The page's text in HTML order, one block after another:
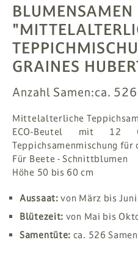
BLUMENSAMEN
GRAINES
Anzahl Samen:ca. 526
Mittelalterliche
ECO-Beutel mit 12
Teppichsamenmischung für
Für Beete - Schnittblumen
Höhe 50 bis 60 cm
Aussaat: von März bis Juni
Blütezeit: von Mai bis
Samentüte: ca. 526 Samen